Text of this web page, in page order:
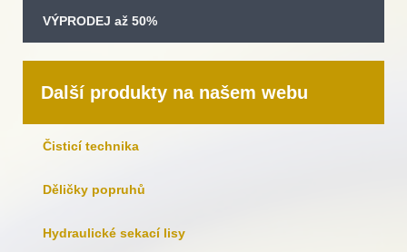
VÝPRODEJ až 50%
Další produkty na našem webu
Čisticí technika
Děličky popruhů
Hydraulické sekací lisy